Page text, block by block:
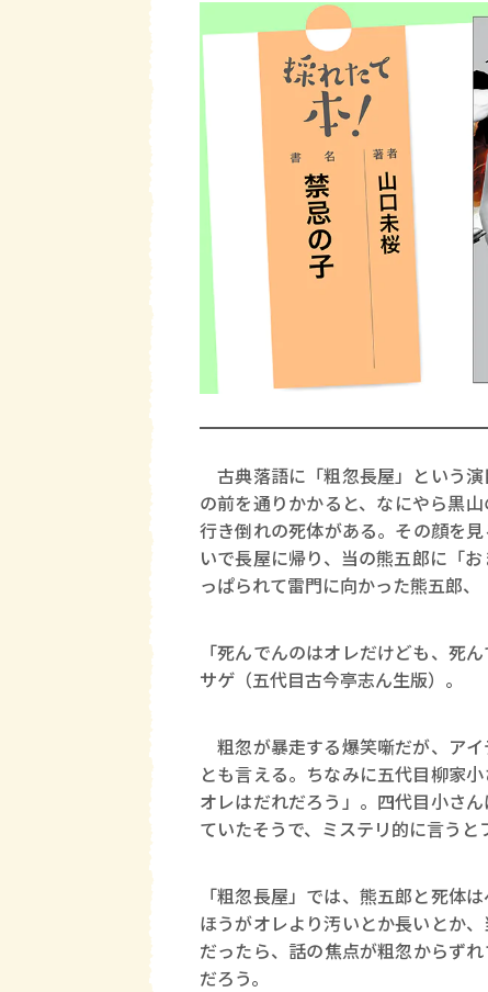
古典落語に「粗忽長屋」という
の前を通りかかると、なにやら黒
行き倒れの死体がある。その顔を
いで長屋に帰り、当の熊五郎に「
っぱられて雷門に向かった熊五郎
「死んでんのはオレだけども、死
サゲ（五代目古今亭志ん生版）。
粗忽が暴走する爆笑噺だが、ア
とも言える。ちなみに五代目柳家
オレはだれだろう」。四代目小さ
ていたそうで、ミステリ的に言うと
「粗忽長屋」では、熊五郎と死体
ほうがオレより汚いとか長いとか
だったら、話の焦点が粗忽からず
だろう。